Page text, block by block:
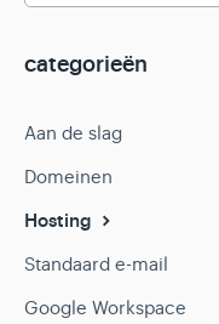
categorieën
Aan de slag
Domeinen
Hosting
Standaard e-mail
Google Workspace